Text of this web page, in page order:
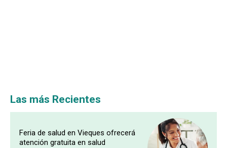
Las más Recientes
Feria de salud en Vieques ofrecerá
atención gratuita en salud